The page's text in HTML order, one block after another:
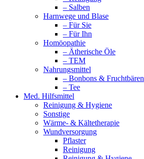
– Salben
Harnwege und Blase
– Für Sie
– Für Ihn
Homöopathie
– Ätherische Öle
– TEM
Nahrungsmittel
– Bonbons & Fruchtbären
– Tee
Med. Hilfsmittel
Reinigung & Hygiene
Sonstige
Wärme- & Kältetherapie
Wundversorgung
Pflaster
Reinigung